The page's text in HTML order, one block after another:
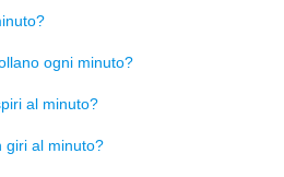
ogni minuto?
al minuto?
giri al minuto?